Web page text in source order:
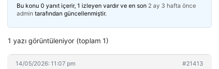
Bu konu 0 yanıt içerir, 1 izleyen vardır ve en son 2 ay 3 hafta önce
admin tarafından güncellenmiştir.
1 yazı görüntüleniyor (toplam 1)
14/05/2026: 11:07 pm #21413